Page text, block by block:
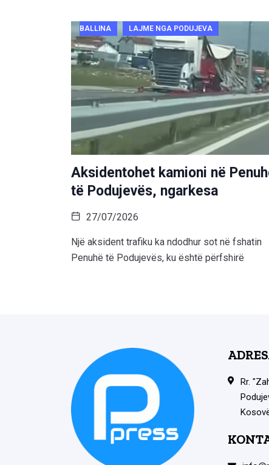
BALLINA LAJME NGA PODUJEVA
Aksidentohet kamioni në
të Podujevës, ngarkesa
27/07/2026
Një aksident trafiku ka ndodhur sot në fshatin
Penuhë të Podujevës, ku është përfshirë
Rr.